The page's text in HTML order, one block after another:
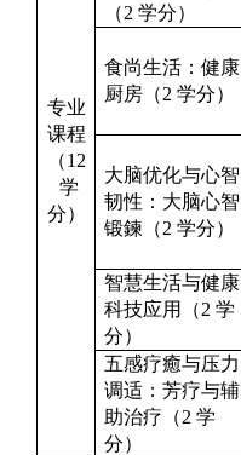
专业
课程
（12
学
分）
（2 学分）
食尚生活：健康
厨房（2 学分）
大脑优化与心智
韧性：大脑心智
锻鍊（2 学分）
智慧生活与健康
科技应用（2 学
分）
五感疗癒与压力
调适：芳疗与辅
助治疗（2 学
分）